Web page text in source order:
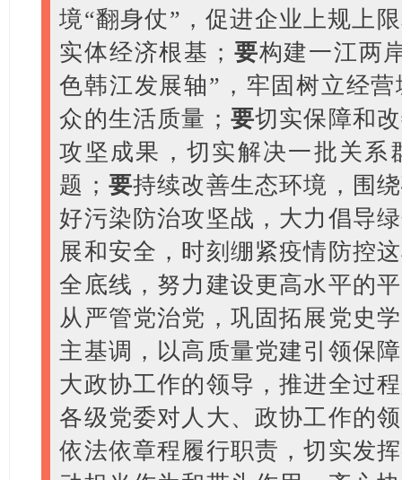
境“翻身仗”，促进企业上规上
实体经济根基； 要构建一江两
色韩江发展轴”，牢固树立经
众的生活质量； 要切实保障和
攻坚成果，切实解决一批关系
题； 要持续改善生态环境，围
好污染防治攻坚战，大力倡导
展和安全，时刻绷紧疫情防控
全底线，努力建设更高水平的
从严管党治党，巩固拓展党史
主基调，以高质量党建引领保
大政协工作的领导，推进全过
各级党委对人大、政协工作的
依法依章程履行职责，切实发